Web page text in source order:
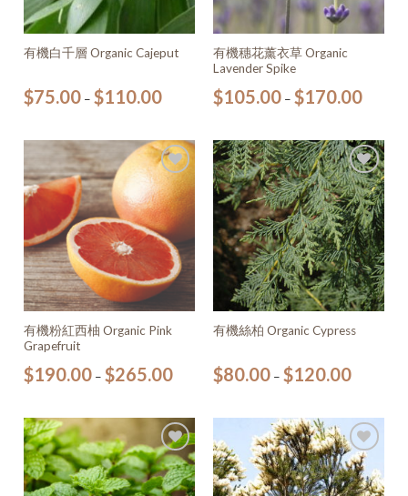
有機白千層 Organic Cajeput
$75.00 – $110.00
有機穗花薰衣草 Organic
Lavender Spike
$105.00– $170.00
加入
願望
清單
有機粉紅西柚 Organic Pink
Grapefruit
$190.00 – $265.00
加入
願望
清單
有機絲柏 Organic Cypress
$80.00– $120.00
加入
願望
清單
加入
願望
清單